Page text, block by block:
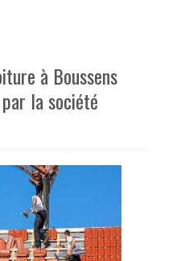
à Boussens
la société